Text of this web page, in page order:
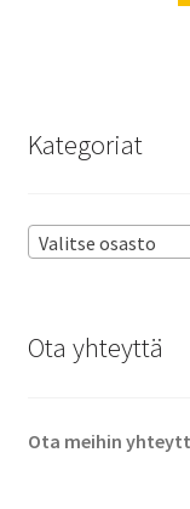
Kategoriat
Valitse osasto
Ota yhteyttä
Ota meihin